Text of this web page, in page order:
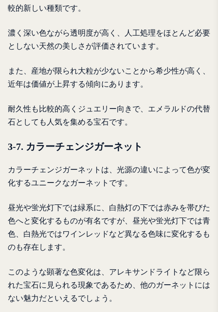
較的新しい種類です。
濃く深い色ながら透明度が高く、人工処理をほとんど必要
としない天然の美しさが評価されています。
また、産地が限られ大粒が少ないことから希少性が高く、
近年は価値が上昇する傾向にあります。
耐久性も比較的高くジュエリー向きで、エメラルドの代替
石としても人気を集める宝石です。
3-7. カラーチェンジガーネット
カラーチェンジガーネットは、光源の違いによって色が変
化するユニークなガーネットです。
昼光や蛍光灯下では緑系に、白熱灯の下では赤みを帯びた
色へと変化するものが有名ですが、昼光や蛍光灯下では青
色、白熱光ではワインレッドなど異なる色味に変化するも
のも存在します。
このような顕著な色変化は、アレキサンドライトなど限ら
れた宝石に見られる現象であるため、他のガーネットには
ない魅力だといえるでしょう。